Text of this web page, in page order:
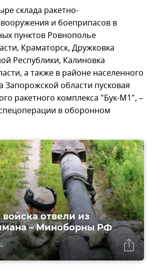
склада ракетно-
и боеприпасов в
пунктов Ровнополье
Краматорск, Дружковка
Республики, Калиновка
а также в районе населенного
Запорожской области пусковая
ракетного комплекса "Бук-М1", –
в оборонном
отвели из
– Миноборны РФ